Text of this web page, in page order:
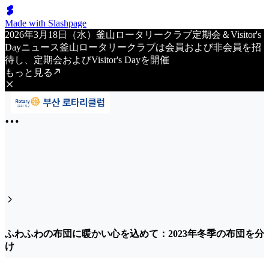
Made with Slashpage
2026年3月18日（水）釜山ロータリークラブ定期会＆Visitor's
Dayニュース釜山ロータリークラブは会員および非会員を招
待し、定期会およびVisitor's Dayを開催
もっと見る
ふわふわの布団に暖かい心を込めて：2023年冬季の布団を分
け